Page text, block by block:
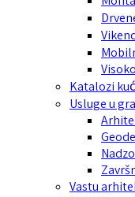
Katalozi
Usluge u
Vastu